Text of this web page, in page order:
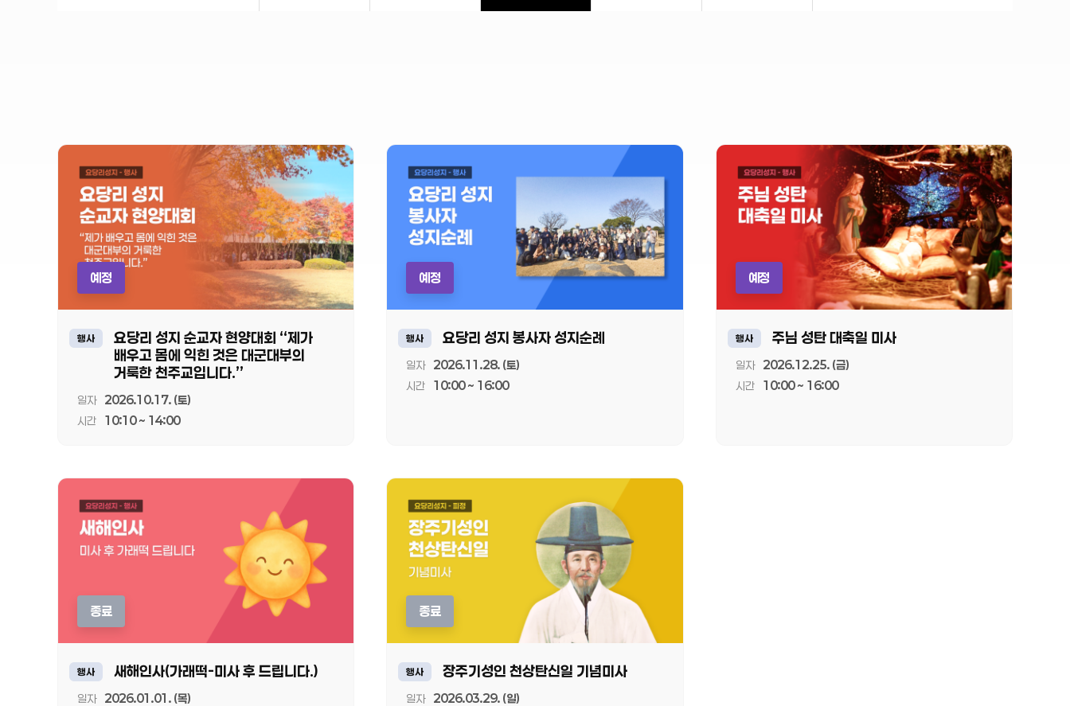
예정
행사
요당리 성지 순교자 현양대회 “제가
배우고 몸에 익힌 것은 대군대부의
거룩한 천주교입니다.”
일자
2026.10.17. (토)
시간
10:10 ~ 14:00
예정
행사 요당리 성지 봉사자 성지순례
일자
2026.11.28. (토)
시간
10:00 ~ 16:00
예정
행사 주님 성탄 대축일 미사
일자
2026.12.25. (금)
시간
10:00 ~ 16:00
종료
행사 새해인사(가래떡-미사 후 드립니다.)
일자
2026.01.01. (목)
종료
행사 장주기성인 천상탄신일 기념미사
일자
2026.03.29. (일)